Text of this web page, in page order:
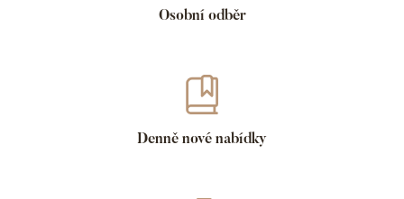
Osobní odběr
Denně nové nabídky